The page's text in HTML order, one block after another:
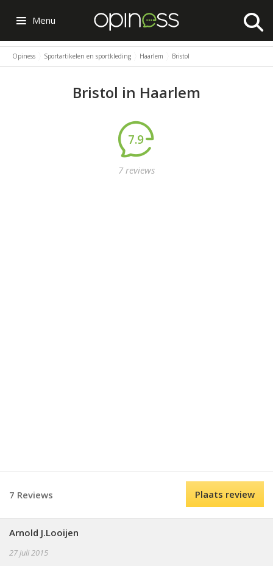
Menu
Opiness Sportartikelen en sportkleding Haarlem Bristol
Bristol in Haarlem
7.9
7 reviews
7 Reviews Plaats review
Arnold J.Looijen
27 juli 2015